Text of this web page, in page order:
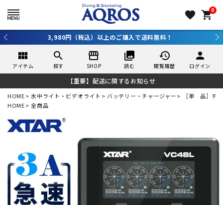
favorite 0
shopping_cart
3,980円（税込）以上のご購入で送料無料！
view_module
アイテム
search
探す
storefront
SHOP
collections
読む
history
閲覧履歴
person
ログイン
【重要】配送に関するお知らせ
HOME 水中ライト・ビデオライト バッテリー・チャージャー
［単 品］チ
HOME
全商品